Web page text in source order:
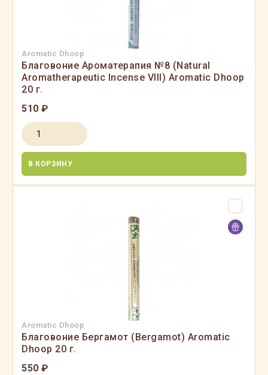
Aromatic Dhoop
Благовоние Ароматерапия №8 (Natural
Aromatherapeutic Incense VIII) Aromatic Dhoop
20 г.
510 ₽
В КОРЗИНУ
Aromatic Dhoop
Благовоние Бергамот (Bergamot) Aromatic
Dhoop 20 г.
550 ₽